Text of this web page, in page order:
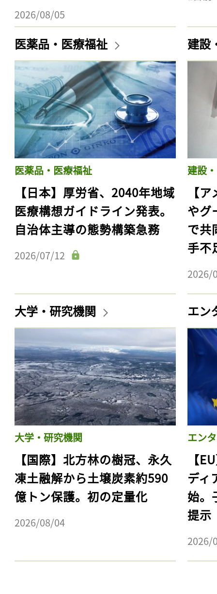
2026/08/05
医薬品・医療福祉
医薬品・医療福祉
【日本】厚労省、2040年地域
医療構想ガイドライン発表。
自治体主導の態勢構築急務
2026/07/12
建設
建設
【
やグ
で共
手不
2026/
大学・研究機関
大学・研究機関
【国際】北方林の樹冠、永久
凍土融解から土壌炭素約590
億トン保護。初の定量化
2026/08/04
エン
エン
【
ディ
始。
提示
2026/